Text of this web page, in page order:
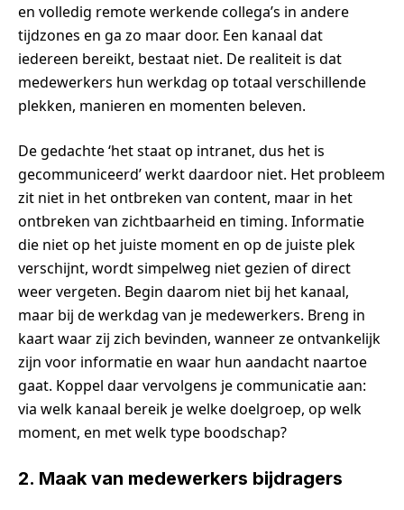
en volledig remote werkende collega’s in andere
tijdzones en ga zo maar door. Een kanaal dat
iedereen bereikt, bestaat niet. De realiteit is dat
medewerkers hun werkdag op totaal verschillende
plekken, manieren en momenten beleven.
De gedachte ‘het staat op intranet, dus het is
gecommuniceerd’ werkt daardoor niet. Het probleem
zit niet in het ontbreken van content, maar in het
ontbreken van zichtbaarheid en timing. Informatie
die niet op het juiste moment en op de juiste plek
verschijnt, wordt simpelweg niet gezien of direct
weer vergeten. Begin daarom niet bij het kanaal,
maar bij de werkdag van je medewerkers. Breng in
kaart waar zij zich bevinden, wanneer ze ontvankelijk
zijn voor informatie en waar hun aandacht naartoe
gaat. Koppel daar vervolgens je communicatie aan:
via welk kanaal bereik je welke doelgroep, op welk
moment, en met welk type boodschap?
2. Maak van medewerkers bijdragers